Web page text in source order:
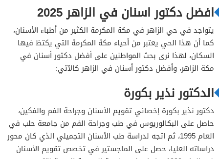
افضل دكتور اسنان في الزاهر 2025
يتواجد في حي الزاهر في مكة المكرمة الكثير من أطباء الأسنان،
كما أن هذا الحي يعتبر من أحياء مكة المكرمة التي يكتظ فيها
السكان، لهذا نرى بحث المواطنين على أفضل دكتور أسنان في
مكة الزاهر، وأفضل دكتور أسنان في الزاهر كالآتي:
الدكتور نذير بكورة
دكتور نذير بكورة إخصائي تقويم الأسنان وجراحة الفم والفكين،
حاصل على البكالوريوس في طب وجراحة الفم من جامعة حلب في
العام 1995، ثم اتجه لدراسة طب الأسنان التجميلي الذي كان محور
دراساته العليا، حصل على الماجستير في تخصص تقويم الأسنان